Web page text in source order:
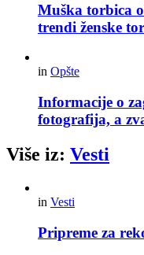
Muška torbica
trendi ženske
in Opšte
Informacije o
fotografija, a
Više iz: Vesti
in Vesti
Pripreme za